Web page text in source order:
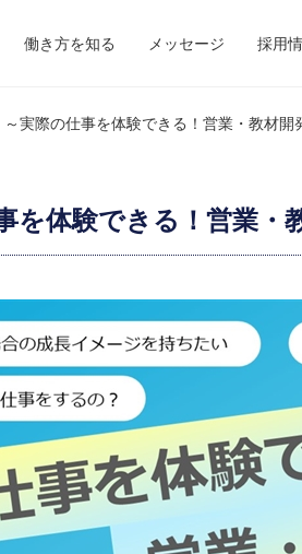
働き方を知る メッセージ 採用
実際の仕事を体験できる！営業・教材開
を体験できる！営業・